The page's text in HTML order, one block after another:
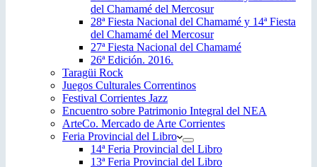
del Chamamé del Mercosur
28ª Fiesta Nacional del Chamamé y 14ª Fiesta
del Chamamé del Mercosur
27ª Fiesta Nacional del Chamamé
26ª Edición. 2016.
Taragüi Rock
Juegos Culturales Correntinos
Festival Corrientes Jazz
Encuentro sobre Patrimonio Integral del NEA
ArteCo. Mercado de Arte Corrientes
Feria Provincial del Libro
14ª Feria Provincial del Libro
13ª Feria Provincial del Libro